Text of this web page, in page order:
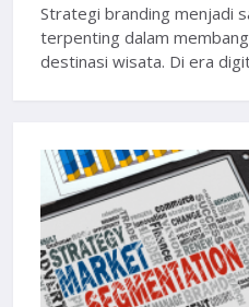
Strategi branding menjadi
terpenting dalam
destinasi wisata. Di era